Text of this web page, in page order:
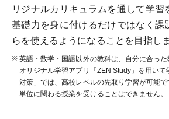
リジナルカリキュラムを通して学習
基礎力を身に付けるだけではなく課
らを使えるようになることを目指しま
※ 英語・数学・国語以外の教科は、自分に合った
オリジナル学習アプリ「ZEN Study」を用い
対策」では、高校レベルの先取り学習が可能
単位に関わる授業を受けることはできません。